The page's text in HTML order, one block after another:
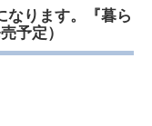
なります。『暮ら
予定）